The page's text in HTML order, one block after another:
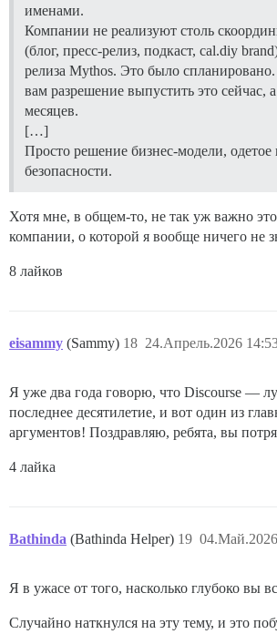
именами.
Компании не реализуют столь
(блог, пресс-релиз, подкаст, cal.diy
релиза Mythos. Это было
вам разрешение выпустить это сейчас,
месяцев.
[…]
Просто решение бизнес-модели,
безопасности.
Хотя мне, в общем-то, не так уж важно
компании, о которой я вообще ничего не
8 лайков
eisammy (Sammy) 24.Апрель.2026
18
Я уже два года говорю, что Discourse —
последнее десятилетие, и вот один из
аргументов! Поздравляю, ребята, вы
4 лайка
Bathinda (Bathinda Helper) 19
Я в ужасе от того, насколько глубоко вы
Случайно наткнулся на эту тему, и это